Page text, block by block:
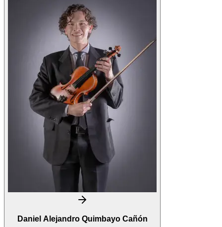
Daniel Alejandro Quimbayo Cañón